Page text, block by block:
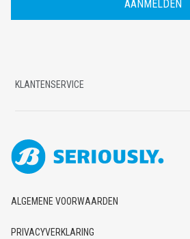
KLANTENSERVICE
ALGEMENE VOORWAARDEN
PRIVACYVERKLARING